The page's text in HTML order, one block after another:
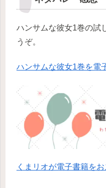
ハンサムな彼女1巻の試
うぞ。
ハンサムな彼女1巻を電
くまリオが電子書籍を